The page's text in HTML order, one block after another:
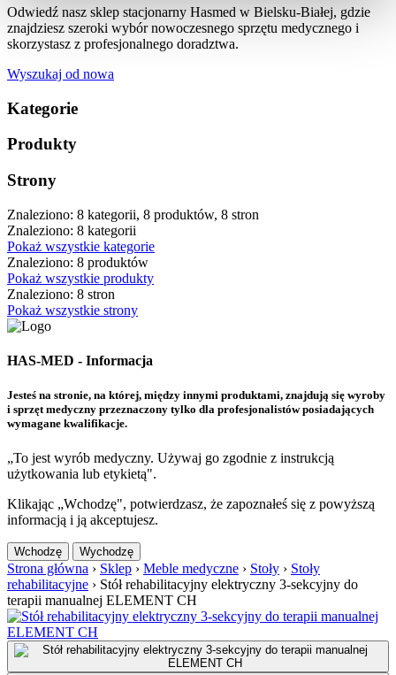
Odwiedź nasz sklep stacjonarny Hasmed w Bielsku-Białej, gdzie
znajdziesz szeroki wybór nowoczesnego sprzętu medycznego i
skorzystasz z profesjonalnego doradztwa.
Wyszukaj od nowa
Kategorie
Produkty
Strony
Znaleziono: 8 kategorii, 8 produktów, 8 stron
Znaleziono: 8 kategorii
Pokaż wszystkie kategorie
Znaleziono: 8 produktów
Pokaż wszystkie produkty
Znaleziono: 8 stron
Pokaż wszystkie strony
HAS-MED - Informacja
Jesteś na stronie, na której, między innymi produktami, znajdują się wyroby
i sprzęt medyczny przeznaczony tylko dla profesjonalistów posiadających
wymagane kwalifikacje.
„To jest wyrób medyczny. Używaj go zgodnie z instrukcją
użytkowania lub etykietą".
Klikając „Wchodzę", potwierdzasz, że zapoznałeś się z powyższą
informacją i ją akceptujesz.
Wchodzę Wychodzę
Strona główna › Sklep › Meble medyczne › Stoły › Stoły
rehabilitacyjne › Stół rehabilitacyjny elektryczny 3-sekcyjny do
terapii manualnej ELEMENT CH